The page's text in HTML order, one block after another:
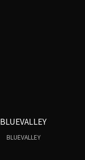
BLUEVALLEY
BLUEVALLEY